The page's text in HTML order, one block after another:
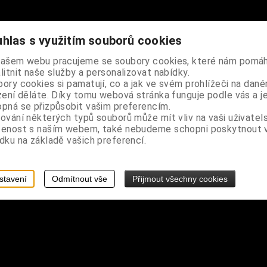
potítka, 1 ks v balení - díky oboustrannému motivu lze
s využitím souborů cookies
webu pracujeme se soubory cookies, které nám
naše služby a personalizovat nabídky.
cookies si pamatují, co a jak ve svém prohlížeči na
děláte. Díky tomu webová stránka funguje podle vás a je
se přizpůsobit vašim preferencím.
některých typů souborů může mít vliv na vaši
s naším webem, také nebudeme schopni poskytnout
na základě vašich preferencí.
Odmítnout vše Přijmout všechny cookies